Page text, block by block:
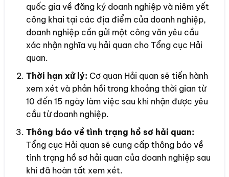
quốc gia về đăng ký doanh nghiệp và niêm yết
công khai tại các địa điểm của doanh nghiệp,
doanh nghiệp cần gửi một công văn yêu cầu
xác nhận nghĩa vụ hải quan cho Tổng cục Hải
quan.
Thời hạn xử lý: Cơ quan Hải quan sẽ tiến hành
xem xét và phản hồi trong khoảng thời gian từ
10 đến 15 ngày làm việc sau khi nhận được yêu
cầu từ doanh nghiệp.
Thông báo về tình trạng hồ sơ hải quan:
Tổng cục Hải quan sẽ cung cấp thông báo về
tình trạng hồ sơ hải quan của doanh nghiệp sau
khi đã hoàn tất xem xét.